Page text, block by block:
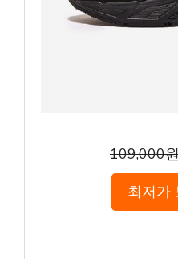
109,000
최저가